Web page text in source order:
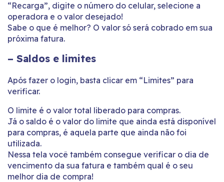
“Recarga”, digite o número do celular, selecione a
operadora e o valor desejado!
Sabe o que é melhor? O valor só será cobrado em sua
próxima fatura.
– Saldos e limites
Após fazer o login, basta clicar em “Limites” para
verificar.
O limite é o valor total liberado para compras.
Já o saldo é o valor do limite que ainda está disponível
para compras, é aquela parte que ainda não foi
utilizada.
Nessa tela você também consegue verificar o dia de
vencimento da sua fatura e também qual é o seu
melhor dia de compra!